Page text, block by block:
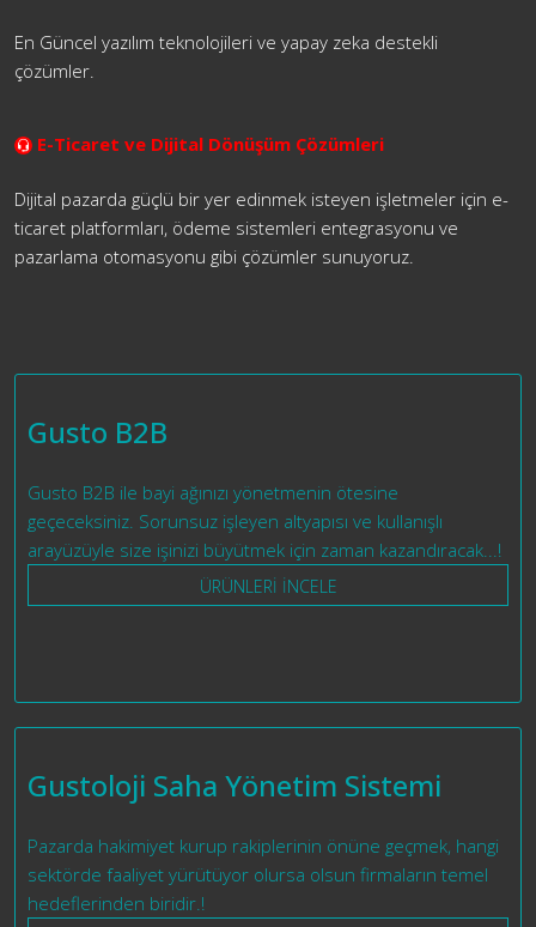
En Güncel yazılım teknolojileri ve yapay zeka destekli
çözümler.
E-Ticaret ve Dijital Dönüşüm Çözümleri
Dijital pazarda güçlü bir yer edinmek isteyen işletmeler için e-
ticaret platformları, ödeme sistemleri entegrasyonu ve
pazarlama otomasyonu gibi çözümler sunuyoruz.
Gusto B2B
Gusto B2B ile bayi ağınızı yönetmenin ötesine
geçeceksiniz. Sorunsuz işleyen altyapısı ve kullanışlı
arayüzüyle size işinizi büyütmek için zaman kazandıracak...!
ÜRÜNLERİ İNCELE
Gustoloji Saha Yönetim Sistemi
Pazarda hakimiyet kurup rakiplerinin önüne geçmek, hangi
sektörde faaliyet yürütüyor olursa olsun firmaların temel
hedeflerinden biridir.!